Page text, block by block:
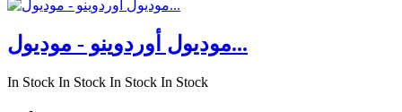
موديول أوردوينو - موديول...
In Stock In Stock In Stock In Stock